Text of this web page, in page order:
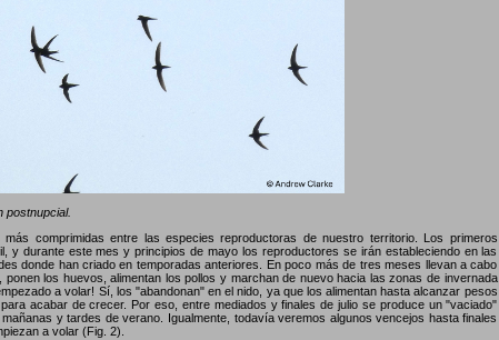
postnupcial.
comprimidas entre las especies reproductoras de nuestro territorio. Los primeros
y durante este mes y principios de mayo los reproductores se irán estableciendo en las
donde han criado en temporadas anteriores. En poco más de tres meses llevan a cabo
los huevos, alimentan los pollos y marchan de nuevo hacia las zonas de invernada
a volar! Sí, los "abandonan" en el nido, ya que los alimentan hasta alcanzar pesos
acabar de crecer. Por eso, entre mediados y finales de julio se produce un "vaciado"
y tardes de verano. Igualmente, todavía veremos algunos vencejos hasta finales
a volar (Fig. 2).